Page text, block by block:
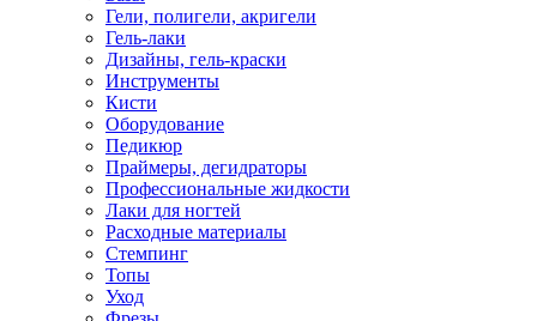
Гели, полигели, акригели
Гель-лаки
Дизайны, гель-краски
Инструменты
Кисти
Оборудование
Педикюр
Праймеры, дегидраторы
Профессиональные жидкости
Лаки для ногтей
Расходные материалы
Стемпинг
Топы
Уход